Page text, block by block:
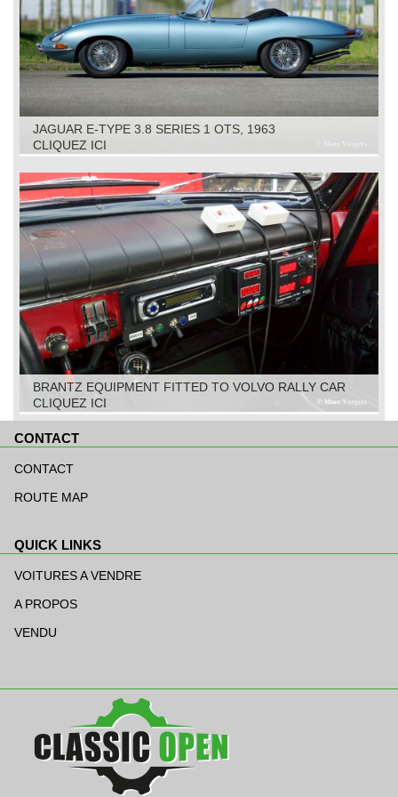
JAGUAR E-TYPE 3.8 SERIES 1 OTS, 1963
RESTORATION
CLIQUEZ ICI
BRANTZ EQUIPMENT FITTED TO VOLVO RALLY CAR
CLIQUEZ ICI
CONTACT
au
CONTACT
ROUTE MAP
QUICK LINKS
au
VOITURES A VENDRE
A PROPOS
VENDU